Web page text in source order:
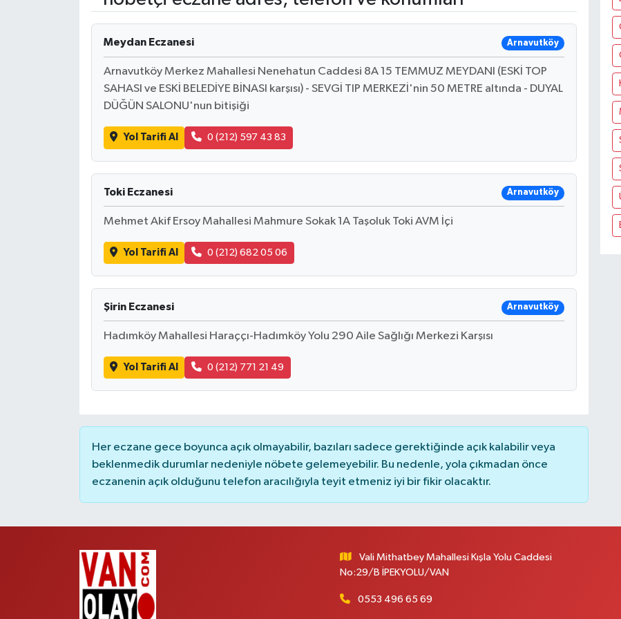
Meydan Eczanesi Arnavutköy
Arnavutköy Merkez Mahallesi Nenehatun Caddesi 8A 15 TEMMUZ MEYDANI (ESKİ TOP
SAHASI ve ESKİ BELEDİYE BİNASI karşısı) - SEVGİ TIP MERKEZİ'nin 50 METRE altında - DUYAL
DÜĞÜN SALONU'nun bitişiği
Yol Tarifi Al 0 (212) 597 43 83
Toki Eczanesi Arnavutköy
Mehmet Akif Ersoy Mahallesi Mahmure Sokak 1A Taşoluk Toki AVM İçi
Yol Tarifi Al 0 (212) 682 05 06
Şirin Eczanesi Arnavutköy
Hadımköy Mahallesi Haraççı-Hadımköy Yolu 290 Aile Sağlığı Merkezi Karşısı
Yol Tarifi Al 0 (212) 771 21 49
Her eczane gece boyunca açık olmayabilir, bazıları sadece gerektiğinde açık kalabilir veya
beklenmedik durumlar nedeniyle nöbete gelemeyebilir. Bu nedenle, yola çıkmadan önce
eczanenin açık olduğunu telefon aracılığıyla teyit etmeniz iyi bir fikir olacaktır.
Vali Mithatbey Mahallesi Kışla Yolu Caddesi
No:29/B İPEKYOLU/VAN
0553 496 65 69
RESMİ İLANLAR